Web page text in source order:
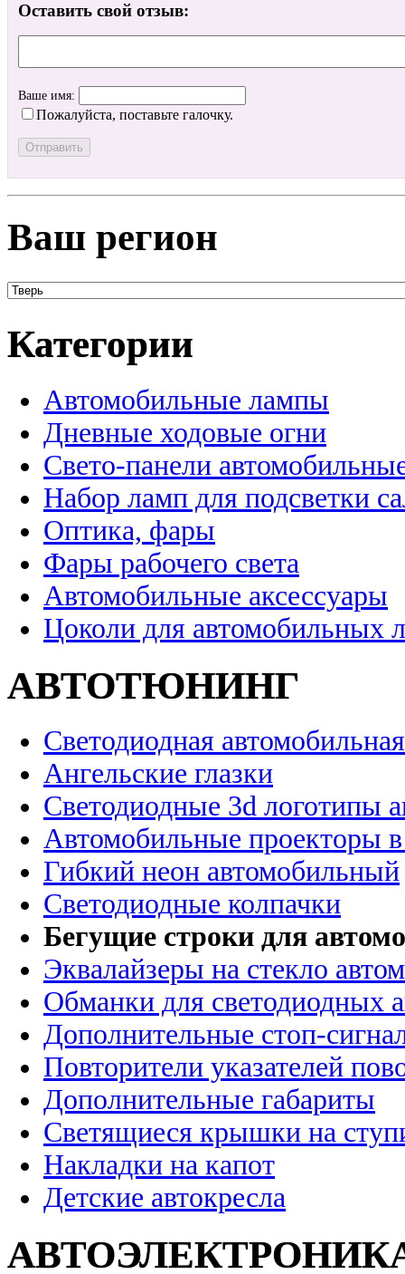
Оставить свой отзыв:
Ваше имя:
Пожалуйста, поставьте галочку.
Ваш регион
Категории
Автомобильные лампы
Дневные ходовые огни
Свето-панели
Набор ламп для подсветки
Оптика, фары
Фары рабочего света
Автомобильные аксессуары
Цоколи для автомобильных
АВТОТЮНИНГ
Светодиодная
Ангельские глазки
Светодиодные 3d логотипы
Автомобильные проекторы
Гибкий неон автомобильный
Светодиодные колпачки
Бегущие строки для
Эквалайзеры на стекло
Обманки для светодиодных
Дополнительные стоп-
Повторители указателей
Дополнительные габариты
Светящиеся крышки на
Накладки на капот
Детские автокресла